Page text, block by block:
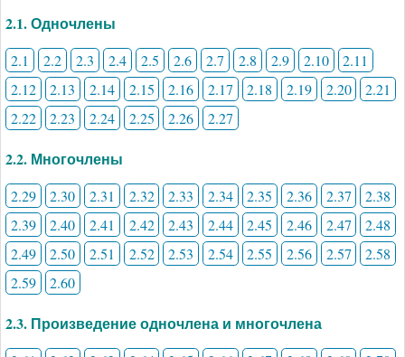
2.1. Одночлены
2.1 2.2 2.3 2.4 2.5 2.6 2.7 2.8 2.9 2.10
2.11
2.12
2.13 2.14 2.15 2.16 2.17 2.18 2.19 2.20
2.21
2.22
2.23 2.24 2.25 2.26 2.27
2.2. Многочлены
2.29 2.30 2.31 2.32 2.33 2.34 2.35 2.36 2.37
2.38
2.39
2.40 2.41 2.42 2.43 2.44 2.45 2.46 2.47
2.48
2.49
2.50 2.51 2.52 2.53 2.54 2.55 2.56 2.57
2.58
2.59
2.60
2.3. Произведение одночлена и многочлена